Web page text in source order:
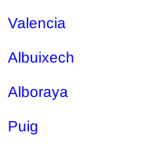
Valencia
Albuixech
Alboraya
Puig